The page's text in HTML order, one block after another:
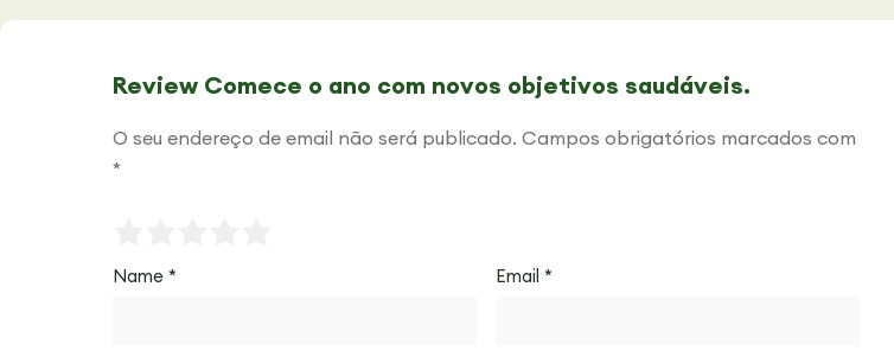
Review Comece o ano com novos objetivos saudáveis.
O seu endereço de email não será publicado. Campos obrigatórios marcados com
*
Name * Email *